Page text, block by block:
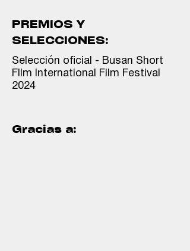
PREMIOS Y
SELECCIONES:
Selección oficial - Busan Short
FIlm International Film Festival
2024
Gracias a: